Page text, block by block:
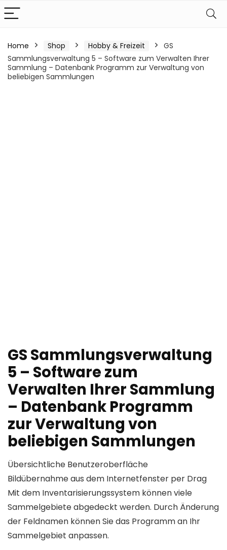
Home Shop Hobby & Freizeit
GS
Sammlungsverwaltung 5 – Software zum Verwalten Ihrer
Sammlung – Datenbank Programm zur Verwaltung von
beliebigen Sammlungen
GS Sammlungsverwaltung
5 – Software zum
Verwalten Ihrer Sammlung
– Datenbank Programm
zur Verwaltung von
beliebigen Sammlungen
Übersichtliche Benutzeroberfläche
Bildübernahme aus dem Internetfenster per Drag
Mit dem Inventarisierungssystem können viele
Sammelgebiete abgedeckt werden. Durch Änderung
der Feldnamen können Sie das Programm an Ihr
Sammelgebiet anpassen.